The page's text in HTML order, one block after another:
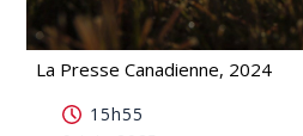
La Presse Canadienne, 2024
importantes que prévu
15h55